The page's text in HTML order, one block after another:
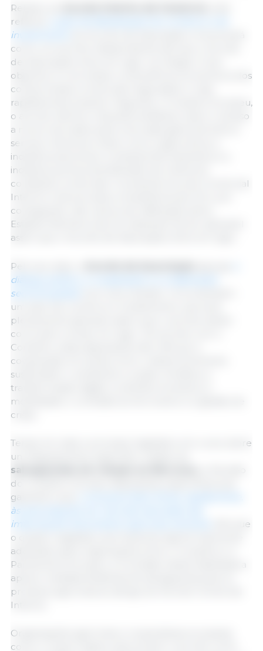
Relativo ao
reflecte
investimento
como um acordo independente até que o Acordo
de Associação entre em vigor na íntegra. O seu
objectivo é concretizar os benefícios económicos dos
compromissos comerciais negociados o mais
rapidamente possível. Segundo o Conselho Europeu,
o acordo oferece reduções tarifárias e abre o acesso
a novos mercados para uma vasta gama de bens e
serviços. Sectores-chave como a agricultura, a
indústria automóvel, a indústria farmacêutica e a
indústria química beneficiarão de melhores
condições comerciais. O presente Acordo Comercial
Interino é da exclusiva competência da UE e, por
conseguinte, não carece de ratificação pelos
Estados-Membros da UE, deixando de ser aplicável
assim que o Acordo de Associação entre em vigor.
Pelo seu lado, o
diálogo político, a cooperação e a colaboração
sectorial global
um pilar de comércio e investimento, que será
plenamente aplicável assim que o acordo estiver
concluído e entrar em vigor. De acordo com o
Conselho, estas disposições irão reforçar a
cooperação em áreas como o desenvolvimento
sustentável, o ambiente e a ação climática, a
transformação digital, os direitos humanos, a
mobilidade, o combate ao terrorismo e a gestão de
crises.
Tendo em vista o processo legislativo em curso sobre
um Regulamento específico relativo às
salvaguardas em relação ao Mercosur,
do Conselho introduz disposições específicas que
garantem que
às perturbações do mercado derivadas das
importações de produtos agrícolas sensíveis.
Até que
o quadro legislativo permanente seja formalmente
adoptado após negociações entre o Conselho e o
Parlamento Europeu, a Comissão estará habilitada a
aplicar medidas bilaterais de salvaguarda para os
produtos agrícolas ao abrigo do Acordo Comercial
Interino.
Organizações agrícolas e cooperativas europeias,
como o Copa-Cogeca, denunciam o acordo como